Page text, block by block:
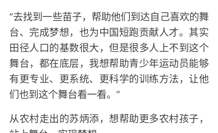
“去找到一些苗子，帮助他们到达自己喜欢的舞
台、完成梦想，也为中国短跑贡献人才。其实
田径人口的基数很大，但是很多人上不到这个
舞台，都在底层，我想帮助青少年运动员能够
有更专业、更系统、更科学的训练方法，让他
们也到这个舞台看一看。”
从农村走出的苏炳添，想帮助更多农村孩子，